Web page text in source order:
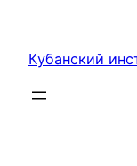
содержимому
Кубанский